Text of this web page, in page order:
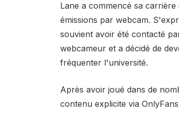
Lane a commencé sa
émissions par webcam.
souvient avoir été contacté
webcameur et a décidé de
fréquenter l'université.
Après avoir joué dans de
contenu explicite via